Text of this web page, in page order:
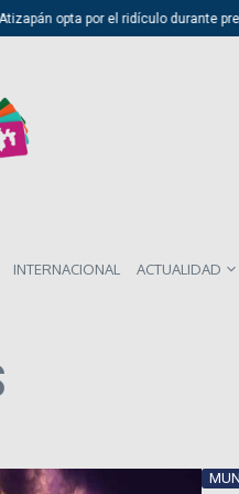
opta por el ridículo durante
INTERNACIONAL ACTUALIDAD